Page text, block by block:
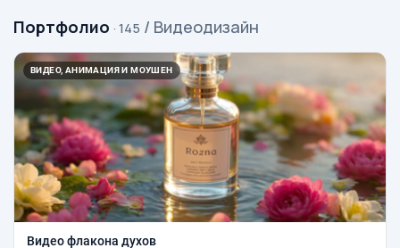
Портфолио · 145 / Видеодизайн
ВИДЕО, АНИМАЦИЯ И МОУШЕН
Видео флакона духов